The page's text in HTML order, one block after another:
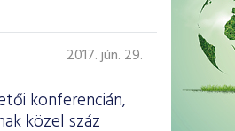
2017. jún. 29.
konferencián,
közel száz